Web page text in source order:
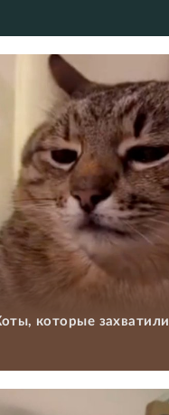
которые захватили